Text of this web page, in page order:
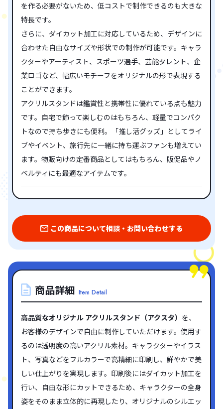
を作る必要がないため、低コストで制作できるのも大きな
特長です。
さらに、ダイカット加工に対応しているため、デザインに
合わせた自由なサイズや形状での制作が可能です。キャラ
クターやアーティスト、スポーツ選手、芸能タレント、企
業ロゴなど、幅広いモチーフをオリジナルの形で表現する
ことができます。
アクリルスタンドは鑑賞性と携帯性に優れている点も魅力
です。自宅で飾って楽しむのはもちろん、軽量でコンパク
トなので持ち歩きにも便利。「推し活グッズ」としてライ
ブやイベント、旅行先に一緒に持ち運ぶファンも増えてい
ます。物販向けの定番商品としてはもちろん、販促品やノ
ベルティにも最適なアイテムです。
この商品について相談・お問い合わせする
商品詳細 Item Detail
高品質なオリジナル アクリルスタンド（アクスタ） を、
お客様のデザインで自由に制作していただけます。使用す
るのは透明度の高いアクリル素材。キャラクターやイラス
ト、写真などをフルカラーで高精細に印刷し、鮮やかで美
しい仕上がりを実現します。印刷後にはダイカット加工を
行い、自由な形にカットできるため、キャラクターの全身
姿をそのまま立体的に再現したり、オリジナルのシルエッ